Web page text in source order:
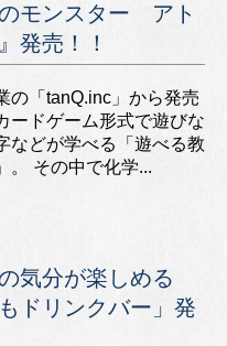
モンスター アト
発売！！
の「tanQ.inc」から発売
ードゲーム形式で遊びな
などが学べる「遊べる教
。 その中で化学...
気分が楽しめる
ドリンクバー」発